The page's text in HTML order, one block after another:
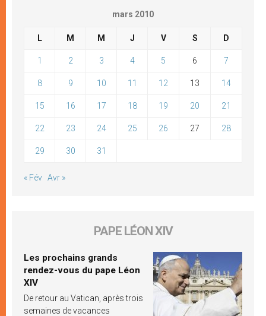
mars 2010
L M M J V S D
1 2 3 4 5 6 7
8 9 10 11 12 13 14
15 16 17 18 19 20 21
22 23 24 25 26 27 28
29 30 31
« Fév Avr »
PAPE LÉON XIV
Les prochains grands
rendez-vous du pape Léon
XIV
De retour au Vatican, après trois
semaines de vacances